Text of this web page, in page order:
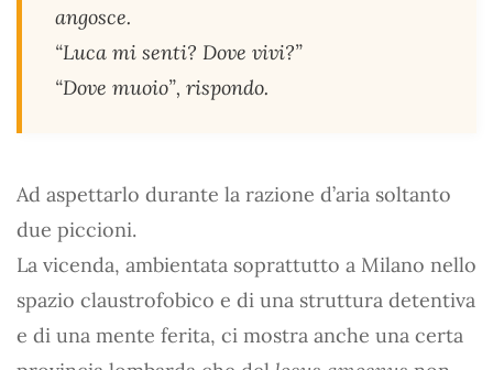
angosce.
“Luca mi senti? Dove vivi?”
“Dove muoio”, rispondo.
Ad aspettarlo durante la razione d’aria soltanto
due piccioni.
La vicenda, ambientata soprattutto a Milano nello
spazio claustrofobico e di una struttura detentiva
e di una mente ferita, ci mostra anche una certa